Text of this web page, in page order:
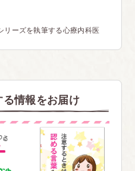
リーズを執筆する心療内科医
る情報をお届け